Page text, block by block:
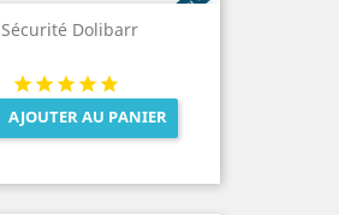
Sécurité Dolibarr
AJOUTER AU PANIER